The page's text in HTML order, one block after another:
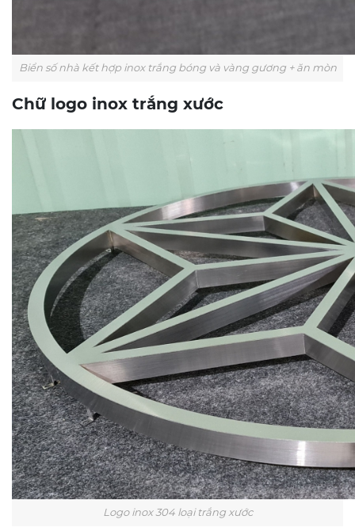
Biển số nhà kết hợp inox trắng bóng và vàng gương + ăn mòn
Chữ logo inox trắng xước
Logo inox 304 loại trắng xước